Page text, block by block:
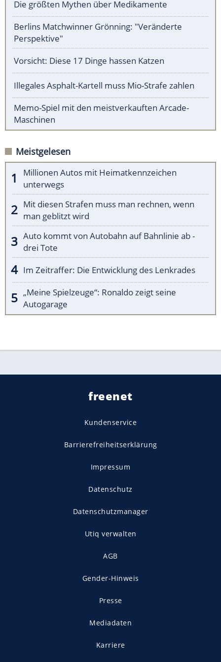
Die größten Mythen über Medikamente
Berlins Matchwinner Grönning: "Veränderte
Perspektive"
Vorsicht: Diese 17 Dinge hassen Katzen
Illegales Asphalt-Kartell muss Mio-Strafe zahlen
Memo-Spiel mit den meistverkauften Arcade-
Maschinen
Meistgelesen
Millionen Autos mit Heimatkennzeichen
unterwegs
Mit diesen Strafen muss man rechnen, wenn
man geblitzt wird
Auto kommt von Autobahn auf Bahnlinie ab -
drei Tote
Im Zeitraffer: Die Entwicklung des Lenkrades
„Meine Spielzeuge“: Ronaldo zeigt seine
Autogarage
freenet
Kundenservice
Barrierefreiheitserklärung
Impressum
Datenschutz
Datenschutzmanager
Utiq verwalten
AGB
Gender-Hinweis
Presse
Mediadaten
Karriere